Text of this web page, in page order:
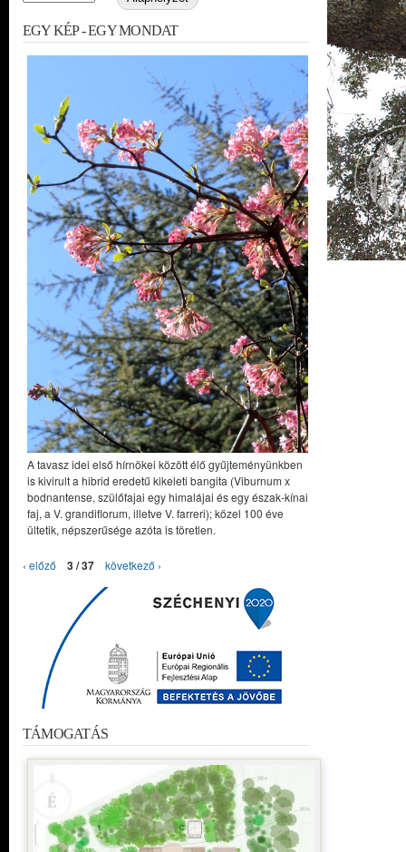
EGY KÉP - EGY MONDAT
A tavasz idei első hírnökei között élő gyűjteményünkben
is kivirult a hibrid eredetű kikeleti bangita (Viburnum x
bodnantense, szülőfajai egy himalájai és egy észak-kínai
faj, a V. grandiflorum, illetve V. farreri); közel 100 éve
ültetik, népszerűsége azóta is töretlen.
‹ előző 3 / 37 következő ›
TÁMOGATÁS